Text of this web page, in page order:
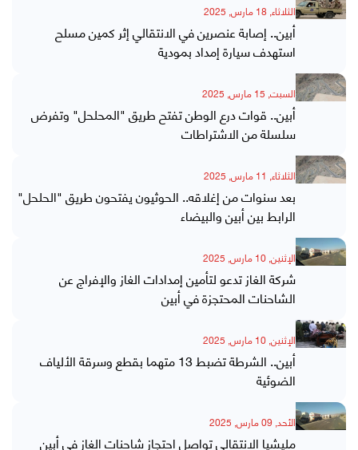
الثلاثاء, 18 مارس, 2025
أبين.. إصابة عنصرين في الانتقالي إثر كمين مسلح
استهدف سيارة إمداد بمودية
السبت, 15 مارس, 2025
أبين.. قوات درع الوطن تفتح طريق "المحلحل" وتفرض
سلسلة من الاشتراطات
الثلاثاء, 11 مارس, 2025
بعد سنوات من إغلاقه.. الحوثيون يفتحون طريق "الحلحل"
الرابط بين أبين والبيضاء
الإثنين, 10 مارس, 2025
شركة الغاز تدعو لتأمين إمدادات الغاز والإفراج عن
الشاحنات المحتجزة في أبين
الإثنين, 10 مارس, 2025
أبين.. الشرطة تضبط 13 متهما بقطع وسرقة الألياف
الضوئية
الأحد, 09 مارس, 2025
مليشيا الانتقالي تواصل احتجاز شاحنات الغاز في أبين